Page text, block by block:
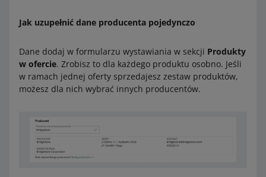
Jak uzupełnić dane producenta pojedynczo
Dane dodaj w formularzu wystawiania w sekcji Produkty
w ofercie. Zrobisz to dla każdego produktu osobno. Jeśli
w ramach jednej oferty sprzedajesz zestaw produktów,
możesz dla nich wybrać innych producentów.